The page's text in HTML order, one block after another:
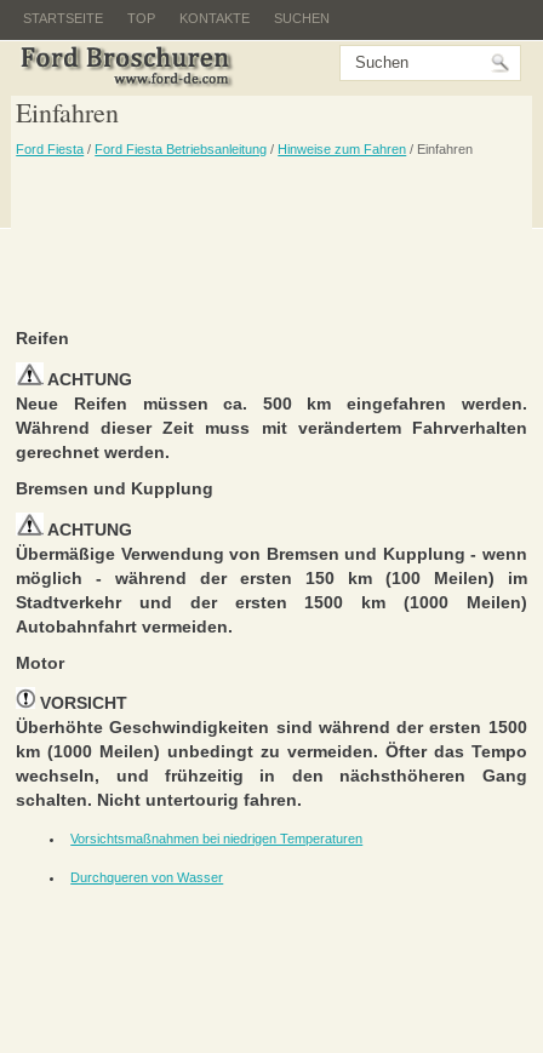
STARTSEITE TOP KONTAKTE SUCHEN
Einfahren
Ford Fiesta / Ford Fiesta Betriebsanleitung / Hinweise zum Fahren / Einfahren
Reifen
ACHTUNG
Neue Reifen müssen ca. 500 km eingefahren werden.
Während dieser Zeit muss mit verändertem Fahrverhalten
gerechnet werden.
Bremsen und Kupplung
ACHTUNG
Übermäßige Verwendung von Bremsen und Kupplung - wenn
möglich - während der ersten 150 km (100 Meilen) im
Stadtverkehr und der ersten 1500 km (1000 Meilen)
Autobahnfahrt vermeiden.
Motor
VORSICHT
Überhöhte Geschwindigkeiten sind während der ersten 1500
km (1000 Meilen) unbedingt zu vermeiden. Öfter das Tempo
wechseln, und frühzeitig in den nächsthöheren Gang
schalten. Nicht untertourig fahren.
Vorsichtsmaßnahmen bei niedrigen Temperaturen
Durchqueren von Wasser